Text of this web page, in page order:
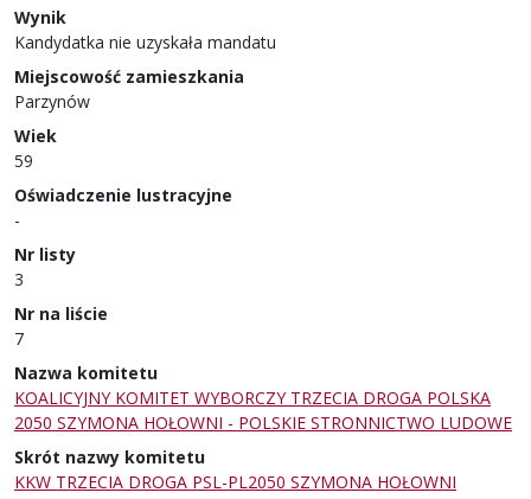
w wyborach samorządowych w 2024 r.
Wynik
Kandydatka nie uzyskała mandatu
Miejscowość zamieszkania
Parzynów
Wiek
59
Oświadczenie lustracyjne
-
Nr listy
3
Nr na liście
7
Nazwa komitetu
KOALICYJNY KOMITET WYBORCZY TRZECIA DROGA POLSKA
2050 SZYMONA HOŁOWNI - POLSKIE STRONNICTWO LUDOWE
Skrót nazwy komitetu
KKW TRZECIA DROGA PSL-PL2050 SZYMONA HOŁOWNI